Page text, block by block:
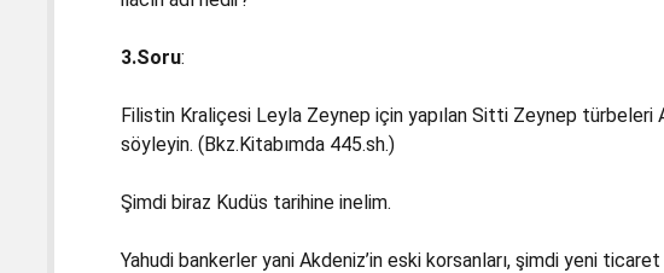
3.Soru:
Filistin Kraliçesi Leyla Zeynep için yapılan Sitti Zeynep türbeleri
söyleyin. (Bkz.Kitabımda 445.sh.)
Şimdi biraz Kudüs tarihine inelim.
Yahudi bankerler yani Akdeniz’in eski korsanları, şimdi yeni